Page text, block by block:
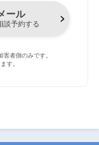
ール
談予約する
者側のみです。
す。